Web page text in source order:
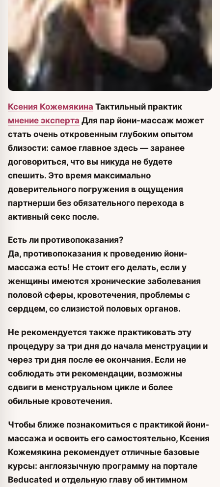
Ксения Кожемякина Тактильный практик
мнение эксперта Для пар йони-массаж может
стать очень откровенным глубоким опытом
близости: самое главное здесь — заранее
договориться, что вы никуда не будете
спешить. Это время максимально
доверительного погружения в ощущения
партнерши без обязательного перехода в
активный секс после.
Есть ли противопоказания?
Да, противопоказания к проведению йони-
массажа есть! Не стоит его делать, если у
женщины имеются хронические заболевания
половой сферы, кровотечения, проблемы с
сердцем, со слизистой половых органов.
Не рекомендуется также практиковать эту
процедуру за три дня до начала менструации и
через три дня после ее окончания. Если не
соблюдать эти рекомендации, возможны
сдвиги в менструальном цикле и более
обильные кровотечения.
Чтобы ближе познакомиться с практикой йони-
массажа и освоить его самостоятельно, Ксения
Кожемякина рекомендует отличные базовые
курсы: англоязычную программу на портале
Beducated и отдельную главу об интимном